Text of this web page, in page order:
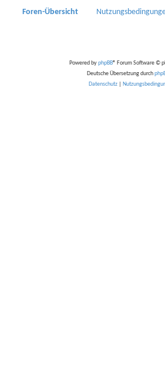
Foren-Übersicht
Powered byphpBB® Forum Software ©
Deutsche Übersetzung durch
Datenschutz|